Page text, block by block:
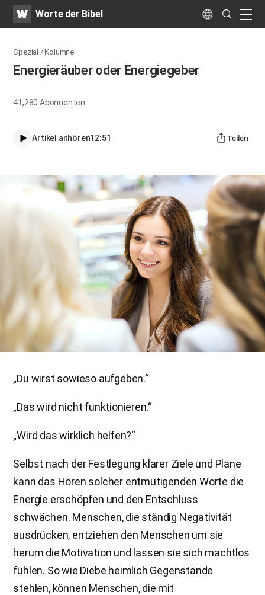
WATVWorte der Bibel Language
Search
Submit
Spezial / Kolumne
Energieräuber oder Energiegeber
41,280Abonnenten
Artikel anhören12:51 Teilen
„Du wirst sowieso aufgeben.“
„Das wird nicht funktionieren.“
„Wird das wirklich helfen?“
Selbst nach der Festlegung klarer Ziele und Pläne
kann das Hören solcher entmutigenden Worte die
Energie erschöpfen und den Entschluss
schwächen. Menschen, die ständig Negativität
ausdrücken, entziehen den Menschen um sie
herum die Motivation und lassen sie sich machtlos
fühlen. So wie Diebe heimlich Gegenstände
stehlen, können Menschen, die mit